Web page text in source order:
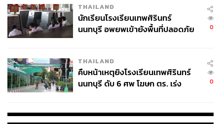
THAILAND
นักเรียนโรงเรียนเทพศิรินทร์
นนทบุรี อพยพเข้ายังพื้นที่ปลอดภัย
0
THAILAND
คืบหน้าเหตุยิงโรงเรียนเทพศิรินทร์
นนทบุรี ดับ 6 ศพ โฆษก ตร. เร่ง
0